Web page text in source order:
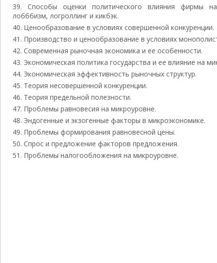
Способы оценки политического влияния фирмы на
лобббизм, логроллинг и кикбэк.
Ценообразование в условиях совершенной конкуренции.
Производство и ценообразование в условиях
Современная рыночная экономика и ее особенности.
Экономическая политика государства и ее влияние на
Экономическая эффективность рыночных структур.
Теория несовершенной конкуренции.
Теория предельной полезности.
Проблемы равновесия на микроуровне.
Эндогенные и экзогенные факторы в микроэкономике.
Проблемы формирования равновесной цены.
Спрос и предложение факторов предложения.
Проблемы налогообложения на микроуровне.